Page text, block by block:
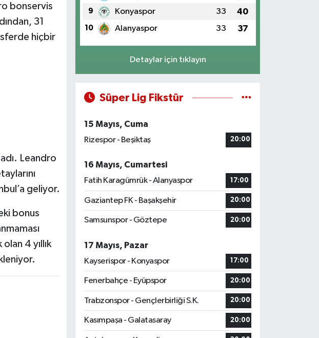
bonservis
31
hiçbir
Leandro
geliyor.
bonus
4 yıllık
9 Konyaspor 33 40
10 Alanyaspor 33 37
Detaylar için tıklayın
Süper Lig Fikstür
15 Mayıs, Cuma
Rizespor - Beşiktaş
20:00
16 Mayıs, Cumartesi
Fatih Karagümrük - Alanyaspor
17:00
Gaziantep FK - Başakşehir 20:00
Samsunspor - Göztepe 20:00
17 Mayıs, Pazar
Kayserispor - Konyaspor
17:00
Fenerbahçe - Eyüpspor 20:00
Trabzonspor - Gençlerbirliği S.K. 20:00
Kasımpaşa - Galatasaray 20:00